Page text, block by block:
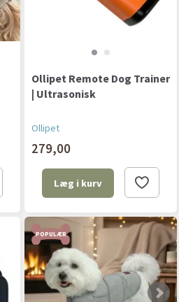
Ollipet Remote Dog Trainer
| Ultrasonisk
Ollipet
279,00
Læg i kurv
POPULÆR